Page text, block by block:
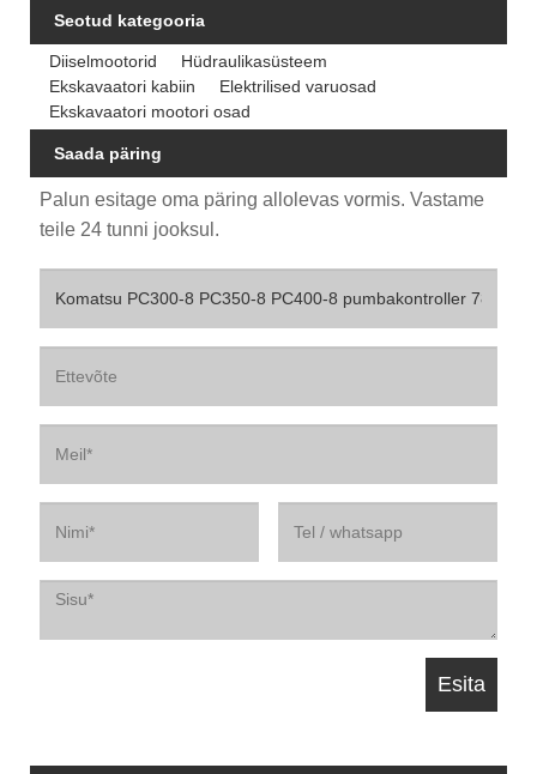
Seotud kategooria
Diiselmootorid
Hüdraulikasüsteem
Ekskavaatori kabiin
Elektrilised varuosad
Ekskavaatori mootori osad
Saada päring
Palun esitage oma päring allolevas vormis. Vastame
teile 24 tunni jooksul.